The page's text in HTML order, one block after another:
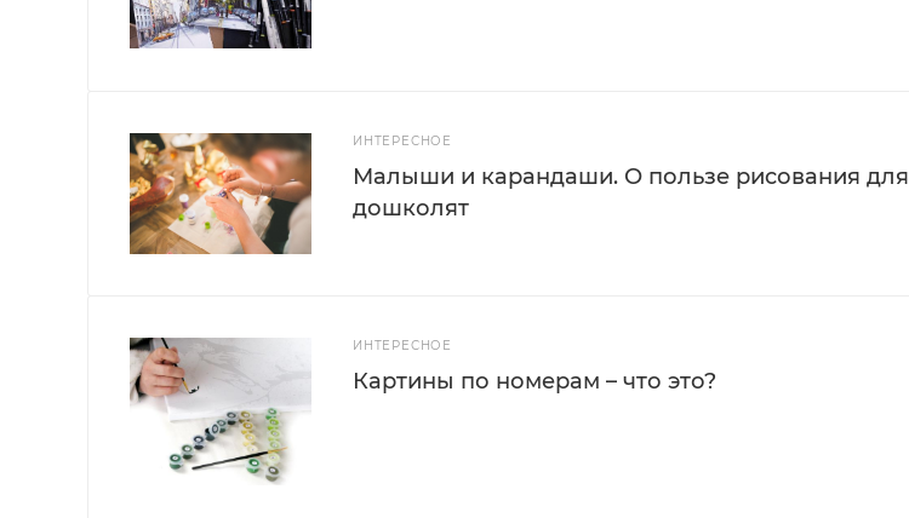
ИНТЕРЕСНОЕ
Малыши и карандаши. О пользе рисования для
дошколят
ИНТЕРЕСНОЕ
Картины по номерам – что это?